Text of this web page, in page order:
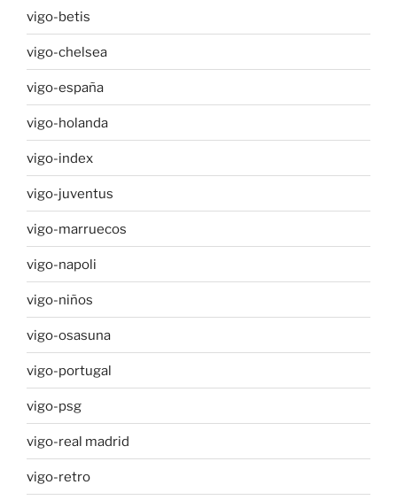
vigo-betis
vigo-chelsea
vigo-españa
vigo-holanda
vigo-index
vigo-juventus
vigo-marruecos
vigo-napoli
vigo-niños
vigo-osasuna
vigo-portugal
vigo-psg
vigo-real madrid
vigo-retro